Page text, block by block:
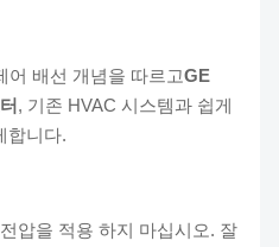
어 배선 개념을 따르고GE
, 기존 HVAC 시스템과 쉽게
합니다.
압을 적용 하지 마십시오. 잘